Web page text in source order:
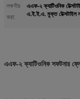
লক্ষণীয়
করা:
এএফ-২ ক্যাটিওনিক
এ.ই.ই.এ. মুক্ত টেক্সটাইল
এএফ-২ ক্যাটিওনিক সফটনার